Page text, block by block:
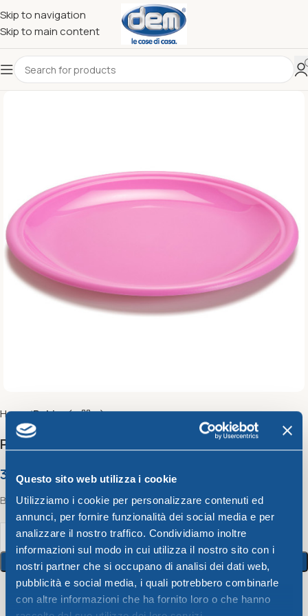
Questo sito web utilizza i cookie
Utilizziamo i cookie per personalizzare contenuti ed
annunci, per fornire funzionalità dei social media e per
analizzare il nostro traffico. Condividiamo inoltre
informazioni sul modo in cui utilizza il nostro sito con i
nostri partner che si occupano di analisi dei dati web,
pubblicità e social media, i quali potrebbero combinarle
con altre informazioni che ha fornito loro o che hanno
Skip to navigation
Skip to main content
Home Bahia
Pizza plate CM.33 Bahia
3,35€
Bahia Pizza plate Bahia Cm.33
Add To Cart
4 People watching this product now!